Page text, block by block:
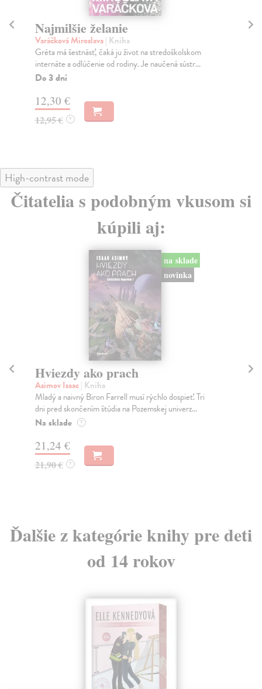
Najmilšie želanie
Varáčková Miroslava| Kniha
Gréta má šestnásť, čaká ju život na stredoškolskom
internáte a odlúčenie od rodiny. Je naučená sústr...
Do 3 dní
12,30 €
12,95 € ?
High-contrast mode
Čitatelia s podobným vkusom si
kúpili aj:
na sklade
novinka
Hviezdy ako prach
Asimov Isaac| Kniha
Mladý a naivný Biron Farrell musí rýchlo dospieť. Tri
dni pred skončením štúdia na Pozemskej univerz...
Na sklade ?
21,24 €
21,90 € ?
Ďalšie z kategórie knihy pre deti
od 14 rokov